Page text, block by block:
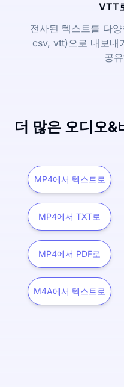
VTT
전사된 텍스트를 다
csv, vtt)으로 내보내
공
더 많은 오디오&
MP4에서 텍스트로
MP4에서 TXT로
MP4에서 PDF로
M4A에서 텍스트로